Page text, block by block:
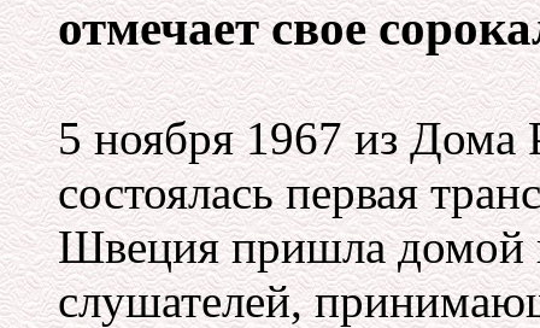
отмечает свое
5 ноября 1967 из Дома
состоялась первая
Швеция пришла домой
слушателей,